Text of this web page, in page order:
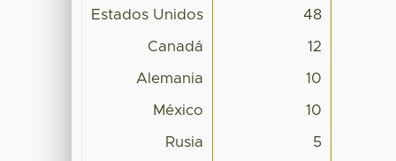
Estados Unidos 48
Canadá 12
Alemania 10
México 10
Rusia 5